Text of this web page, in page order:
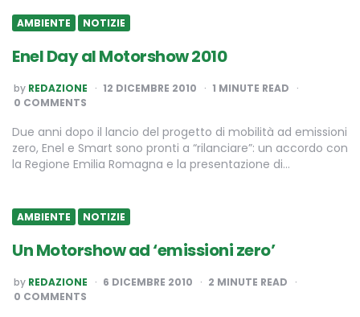
AMBIENTE NOTIZIE
Enel Day al Motorshow 2010
POSTED
BY
by REDAZIONE 12 DICEMBRE 2010 1 MINUTE READ
0 COMMENTS
Due anni dopo il lancio del progetto di mobilità ad emissioni
zero, Enel e Smart sono pronti a “rilanciare”: un accordo con
la Regione Emilia Romagna e la presentazione di…
AMBIENTE NOTIZIE
Un Motorshow ad ‘emissioni zero’
POSTED
BY
by REDAZIONE 6 DICEMBRE 2010 2 MINUTE READ
0 COMMENTS